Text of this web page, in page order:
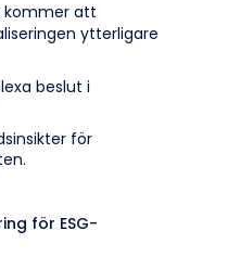
kommer att
ytterligare
beslut i
för
för ESG-